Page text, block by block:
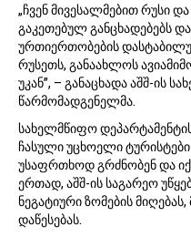
„ჩვენ მივესალმებით რუსი
გაკეთებულ განცხადებებს
ურთიერთობების
რუსეთს, განაახლოს
უკან”, – განაცხადა აშშ-ის
წარმომადგენელმა.
სახელმწიფო
ჩასული უცხოელი
უსაფრთხოდ გრძნობენ და იქ
ერთად, აშშ-ის საგარეო
ნეგატიური ზომების
დაწესებას.